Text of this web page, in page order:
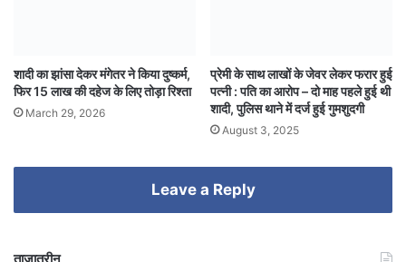
शादी का झांसा देकर मंगेतर ने किया दुष्कर्म,
फिर 15 लाख की दहेज के लिए तोड़ा रिश्ता
March 29, 2026
प्रेमी के साथ लाखों के जेवर लेकर फरार हुई
पत्नी : पति का आरोप – दो माह पहले हुई थी
शादी, पुलिस थाने में दर्ज हुई गुमशुदगी
August 3, 2025
Leave a Reply